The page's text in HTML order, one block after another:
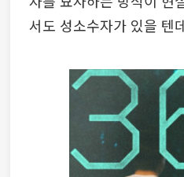
서도 성소수자가 있을 텐